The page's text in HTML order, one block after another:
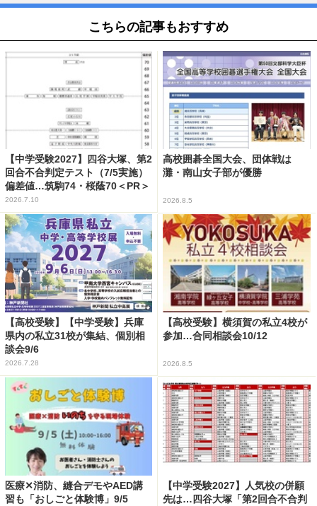
こちらの記事もおすすめ
【中学受験2027】四谷大塚、第2
回合不合判定テスト（7/5実施）
偏差値…筑駒74・桜蔭70＜PR＞
2026.7.10
高校囲碁全国大会、団体戦は
灘・南山女子部が優勝
2026.8.5
【高校受験】【中学受験】兵庫
県内の私立31校が集結、個別相
談会9/6
2026.7.28
【高校受験】横須賀の私立4校が
参加…合同相談会10/12
2026.8.5
医療✕消防、縫合デモやAED講
習も「おしごと体験博」9/5
【中学受験2027】人気校の併願
先は…四谷大塚「第2回合不合判